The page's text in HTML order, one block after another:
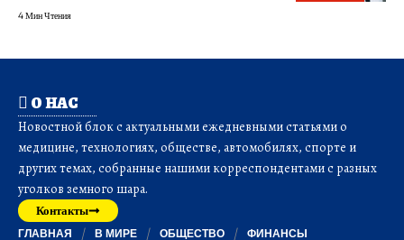
4 Мин Чтения
О НАС
Новостной блок с актуальными ежедневными статьями о
медицине, технологиях, обществе, автомобилях, спорте и
других темах, собранные нашими корреспондентами с разных
уголков земного шара.
Контакты
ГЛАВНАЯ В МИРЕ ОБЩЕСТВО
ФИНАНСЫ